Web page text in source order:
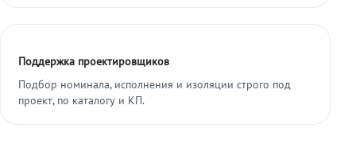
Поддержка проектировщиков
Подбор номинала, исполнения и изоляции строго под
проект, по каталогу и КП.